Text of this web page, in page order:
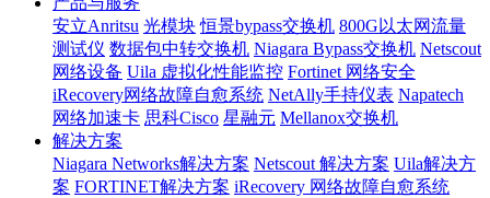
安立Anritsu 光模块 恒景bypass交换机 800G以太网流量
测试仪 数据包中转交换机 Niagara Bypass交换机 Netscout
网络设备 Uila 虚拟化性能监控 Fortinet 网络安全
iRecovery网络故障自愈系统 NetAlly手持仪表 Napatech
网络加速卡 思科Cisco 星融元 Mellanox交换机
解决方案
Niagara Networks解决方案 Netscout 解决方案 Uila解决方
案 FORTINET解决方案 iRecovery 网络故障自愈系统